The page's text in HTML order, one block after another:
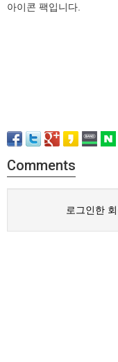
아이콘 팩입니다.
Comments
로그인한